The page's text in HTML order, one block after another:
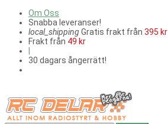
Om Oss
Snabba leveranser!
local_shippingGratis frakt från 395 kr
Frakt från 49 kr
30 dagars ångerrätt!